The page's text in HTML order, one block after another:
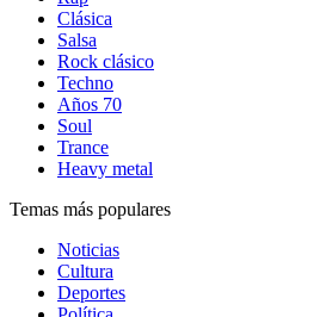
Clásica
Salsa
Rock clásico
Techno
Años 70
Soul
Trance
Heavy metal
Temas más populares
Noticias
Cultura
Deportes